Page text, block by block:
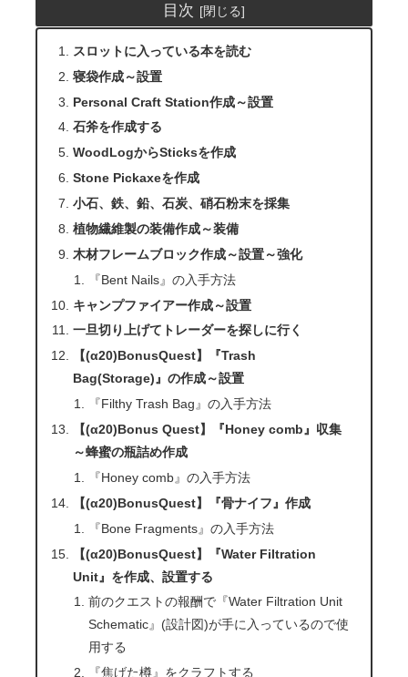
目次
スロットに入っている本を読む
寝袋作成～設置
Personal Craft Station作成～設置
石斧を作成する
WoodLogからSticksを作成
Stone Pickaxeを作成
小石、鉄、鉛、石炭、硝石粉末を採集
植物繊維製の装備作成～装備
木材フレームブロック作成～設置～強化
『Bent Nails』の入手方法
キャンプファイアー作成～設置
一旦切り上げてトレーダーを探しに行く
【(α20)BonusQuest】『Trash
Bag(Storage)』の作成～設置
『Filthy Trash Bag』の入手方法
【(α20)Bonus Quest】『Honey comb』収集
～蜂蜜の瓶詰め作成
『Honey comb』の入手方法
【(α20)BonusQuest】『骨ナイフ』作成
『Bone Fragments』の入手方法
【(α20)BonusQuest】『Water Filtration
Unit』を作成、設置する
前のクエストの報酬で『Water Filtration Unit
Schematic』(設計図)が手に入っているので使
用する
『焦げた樽』をクラフトする